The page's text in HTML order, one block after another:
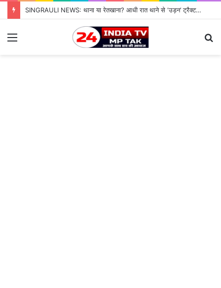
SINGRAULI NEWS: थाना या रेतखाना? आधी रात थाने से ‘उड़न’ ट्रैक्टर, जियावन पुलिस के पहरे में माफिया पास रेत माफिया के आगे नतमस्तक सिस्टम, सुशासन की पोल खोलती जियावन थाने की सनसनीखेज कहानी
Menu